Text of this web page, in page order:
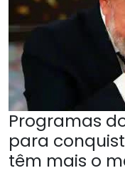
Programas
para
têm mais o